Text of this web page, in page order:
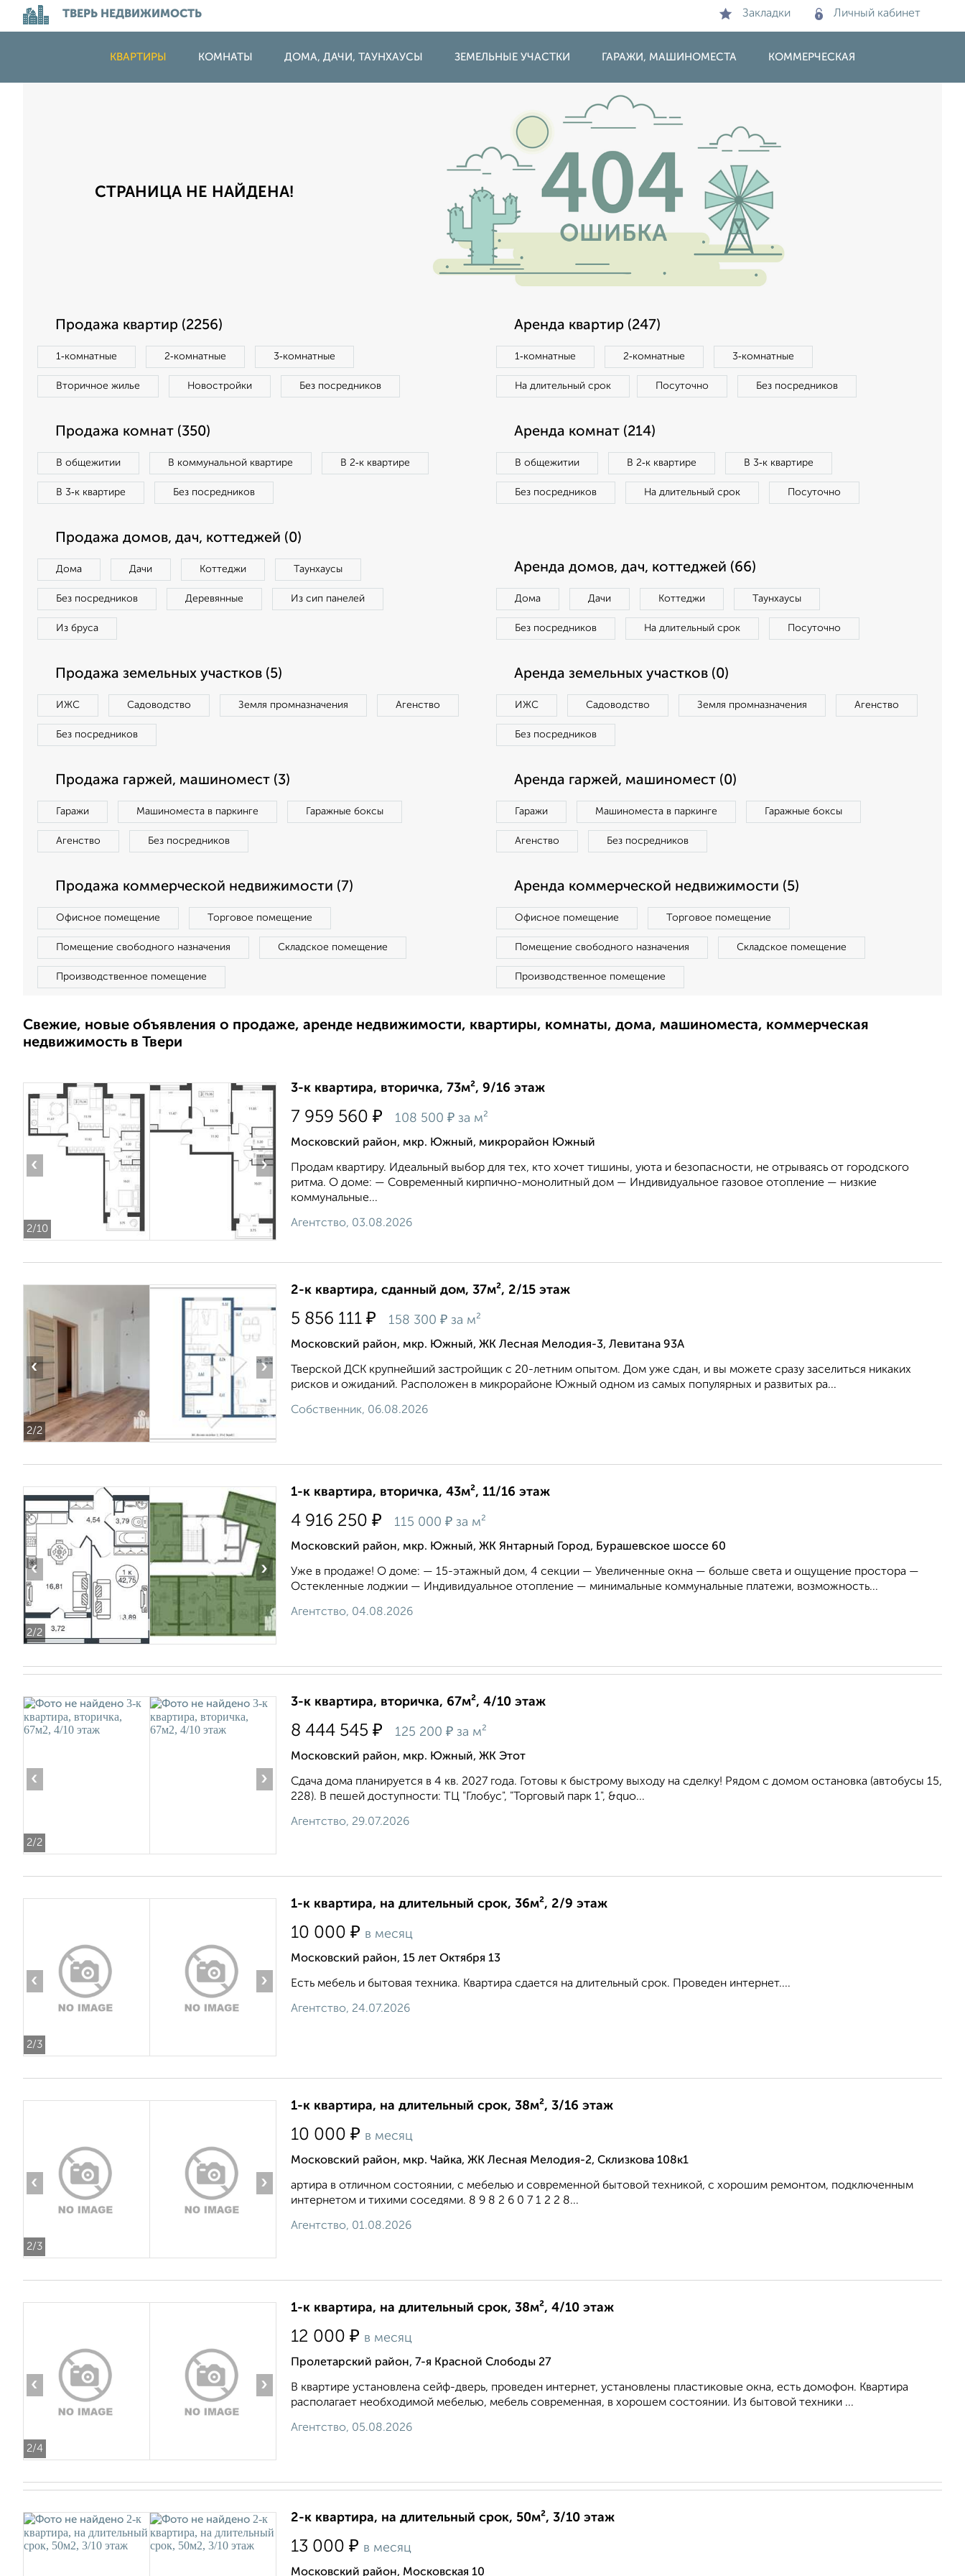
ТВЕРЬ НЕДВИЖИМОСТЬ Закладки Личный кабинет
КВАРТИРЫ КОМНАТЫ ДОМА, ДАЧИ, ТАУНХАУСЫ ЗЕМЕЛЬНЫЕ УЧАСТКИ ГАРАЖИ, МАШИНОМЕСТА КОММЕРЧЕСКАЯ
СТРАНИЦА НЕ НАЙДЕНА!
Продажа квартир (2256)
1‑комнатные 2‑комнатные 3‑комнатные
Вторичное жилье Новостройки Без посредников
Аренда квартир (247)
1‑комнатные 2‑комнатные 3‑комнатные
На длительный срок Посуточно Без посредников
Продажа комнат (350)
В общежитии В коммунальной квартире В 2‑к квартире
В 3‑к квартире Без посредников
Аренда комнат (214)
В общежитии В 2‑к квартире В 3‑к квартире
Без посредников На длительный срок Посуточно
Продажа домов, дач, коттеджей (0)
Дома Дачи Коттеджи Таунхаусы
Без посредников Деревянные Из сип панелей
Из бруса
Аренда домов, дач, коттеджей (66)
Дома Дачи Коттеджи Таунхаусы
Без посредников На длительный срок Посуточно
Продажа земельных участков (5)
ИЖС Садоводство Земля промназначения Агенство
Без посредников
Аренда земельных участков (0)
ИЖС Садоводство Земля промназначения Агенство
Без посредников
Продажа гаржей, машиномест (3)
Гаражи Машиноместа в паркинге Гаражные боксы
Агенство Без посредников
Аренда гаржей, машиномест (0)
Гаражи Машиноместа в паркинге Гаражные боксы
Агенство Без посредников
Продажа коммерческой недвижимости (7)
Офисное помещение Торговое помещение
Помещение свободного назначения Складское помещение
Производственное помещение
Аренда коммерческой недвижимости (5)
Офисное помещение Торговое помещение
Помещение свободного назначения Складское помещение
Производственное помещение
Свежие, новые объявления о продаже, аренде недвижимости, квартиры, комнаты, дома, машиноместа, коммерческая
недвижимость в Твери
2/10
‹ ›
3-к квартира, вторичка, 73м², 9/16 этаж
7 959 560 ₽ 108 500 ₽ за м²
Московский район, мкр. Южный, микрорайон Южный
Продам квартиру. Идеальный выбор для тех, кто хочет тишины, уюта и безопасности, не отрываясь от городского
ритма. О доме: — Современный кирпично-монолитный дом — Индивидуальное газовое отопление — низкие
коммунальные...
Агентство, 03.08.2026
2/2
‹ ›
2-к квартира, сданный дом, 37м², 2/15 этаж
5 856 111 ₽ 158 300 ₽ за м²
Московский район, мкр. Южный, ЖК Лесная Мелодия-3, Левитана 93А
Тверской ДСК крупнейший застройщик с 20-летним опытом. Дом уже сдан, и вы можете сразу заселиться никаких
рисков и ожиданий. Расположен в микрорайоне Южный одном из самых популярных и развитых ра...
Собственник, 06.08.2026
2/2
‹ ›
1-к квартира, вторичка, 43м², 11/16 этаж
4 916 250 ₽ 115 000 ₽ за м²
Московский район, мкр. Южный, ЖК Янтарный Город, Бурашевское шоссе 60
Уже в продаже! О доме: — 15-этажный дом, 4 секции — Увеличенные окна — больше света и ощущение простора —
Остекленные лоджии — Индивидуальное отопление — минимальные коммунальные платежи, возможность...
Агентство, 04.08.2026
2/2
‹ ›
3-к квартира, вторичка, 67м², 4/10 этаж
8 444 545 ₽ 125 200 ₽ за м²
Московский район, мкр. Южный, ЖК Этот
Сдача дома планируется в 4 кв. 2027 года. Готовы к быстрому выходу на сделку! Рядом с домом остановка (автобусы 15,
228). В пешей доступности: ТЦ "Глобус", "Торговый парк 1", &quo...
Агентство, 29.07.2026
2/3
‹ ›
1-к квартира, на длительный срок, 36м², 2/9 этаж
10 000 ₽ в месяц
Московский район, 15 лет Октября 13
Есть мебель и бытовая техника. Квартира сдается на длительный срок. Проведен интернет....
Агентство, 24.07.2026
2/3
‹ ›
1-к квартира, на длительный срок, 38м², 3/16 этаж
10 000 ₽ в месяц
Московский район, мкр. Чайка, ЖК Лесная Мелодия-2, Склизкова 108к1
артира в отличном состоянии, с мебелью и современной бытовой техникой, с хорошим ремонтом, подключенным
интернетом и тихими соседями. 8 9 8 2 6 0 7 1 2 2 8...
Агентство, 01.08.2026
2/4
‹ ›
1-к квартира, на длительный срок, 38м², 4/10 этаж
12 000 ₽ в месяц
Пролетарский район, 7-я Красной Слободы 27
В квартире установлена сейф-дверь, проведен интернет, установлены пластиковые окна, есть домофон. Квартира
располагает необходимой мебелью, мебель современная, в хорошем состоянии. Из бытовой техники ...
Агентство, 05.08.2026
2-к квартира, на длительный срок, 50м², 3/10 этаж
13 000 ₽ в месяц
Московский район, Московская 10